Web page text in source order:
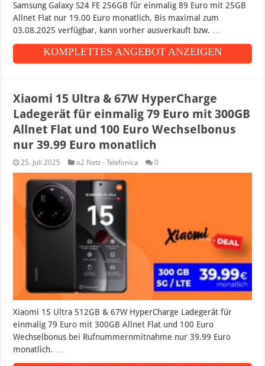
Samsung Galaxy S24 FE 256GB für einmalig 89 Euro mit 25GB
Allnet Flat nur 19.00 Euro monatlich. Bis maximal zum
03.08.2025 verfügbar, kann vorher ausverkauft bzw. …
KOMPLETTES ANGEBOT ANZEIGEN
Xiaomi 15 Ultra & 67W HyperCharge
Ladegerät für einmalig 79 Euro mit 300GB
Allnet Flat und 100 Euro Wechselbonus
nur 39.99 Euro monatlich
25. Juli 2025 o2 Netz - Telefonica 0
Xiaomi 15 Ultra 512GB & 67W HyperCharge Ladegerät für
einmalig 79 Euro mit 300GB Allnet Flat und 100 Euro
Wechselbonus bei Rufnummernmitnahme nur 39.99 Euro
monatlich. …